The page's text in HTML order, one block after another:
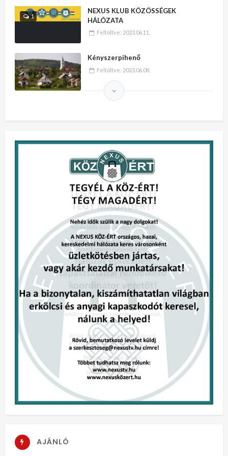
1
NEXUS KLUB KÖZÖSSÉGEK
HÁLÓZATA
Feltöltve: 2023.06.11.
Kényszerpihenő
Feltöltve: 2023.06.08.
AJÁNLÓ